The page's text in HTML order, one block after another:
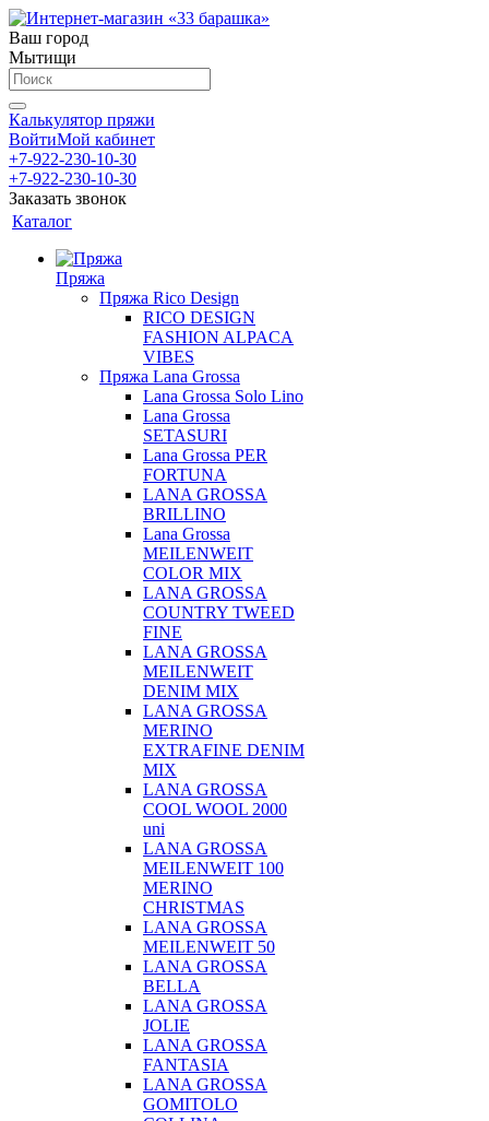
Ваш город
Мытищи
Калькулятор пряжи
ВойтиМой кабинет
+7-922-230-10-30
+7-922-230-10-30
Заказать звонок
Каталог
Пряжа
Пряжа Rico Design
RICO DESIGN
FASHION ALPACA
VIBES
Пряжа Lana Grossa
Lana Grossa Solo Lino
Lana Grossa
SETASURI
Lana Grossa PER
FORTUNA
LANA GROSSA
BRILLINO
Lana Grossa
MEILENWEIT
COLOR MIX
LANA GROSSA
COUNTRY TWEED
FINE
LANA GROSSA
MEILENWEIT
DENIM MIX
LANA GROSSA
MERINO
EXTRAFINE DENIM
MIX
LANA GROSSA
COOL WOOL 2000
uni
LANA GROSSA
MEILENWEIT 100
MERINO
CHRISTMAS
LANA GROSSA
MEILENWEIT 50
LANA GROSSA
BELLA
LANA GROSSA
JOLIE
LANA GROSSA
FANTASIA
LANA GROSSA
GOMITOLO